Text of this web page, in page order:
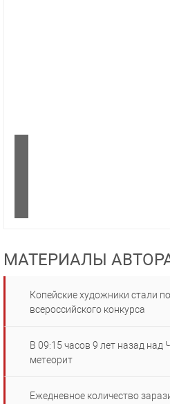
МАТЕРИАЛЫ
Копейские художники стали
всероссийского конкурса
В 09:15 часов 9 лет назад над
метеорит
Ежедневное количество